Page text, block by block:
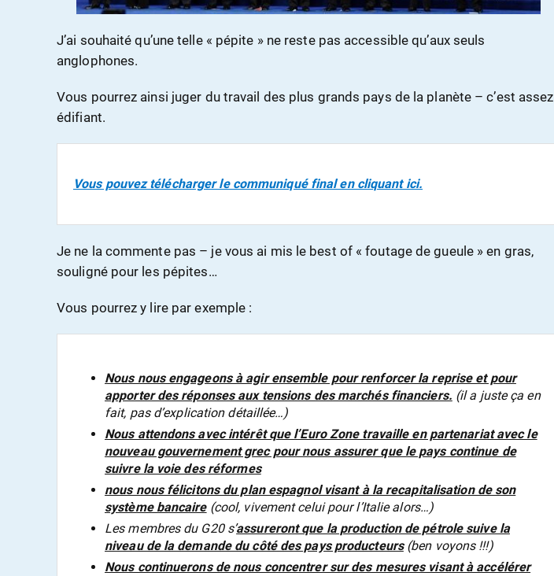
J’ai souhaité qu’une telle « pépite » ne reste pas accessible qu’aux seuls
anglophones.
Vous pourrez ainsi juger du travail des plus grands pays de la planète – c’est assez
édifiant.
Vous pouvez télécharger le communiqué final en cliquant ici.
Je ne la commente pas – je vous ai mis le best of « foutage de gueule » en gras,
souligné pour les pépites…
Vous pourrez y lire par exemple :
Nous nous engageons à agir ensemble pour renforcer la reprise et pour
apporter des réponses aux tensions des marchés financiers. (il a juste ça en
fait, pas d’explication détaillée…)
Nous attendons avec intérêt que l’Euro Zone travaille en partenariat avec le
nouveau gouvernement grec pour nous assurer que le pays continue de
suivre la voie des réformes
nous nous félicitons du plan espagnol visant à la recapitalisation de son
système bancaire(cool, vivement celui pour l’Italie alors…)
Les membres du G20 s’assureront que la production de pétrole suive la
niveau de la demande du côté des pays producteurs(ben voyons !!!)
Nous continuerons de nous concentrer sur des mesures visant à accélérer